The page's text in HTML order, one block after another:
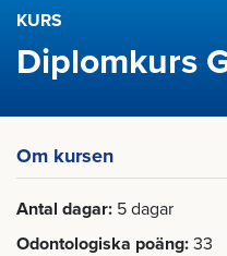
KURS
Diplomkurs
Om kursen
Antal dagar 5 dagar
Odontologiska poäng 33